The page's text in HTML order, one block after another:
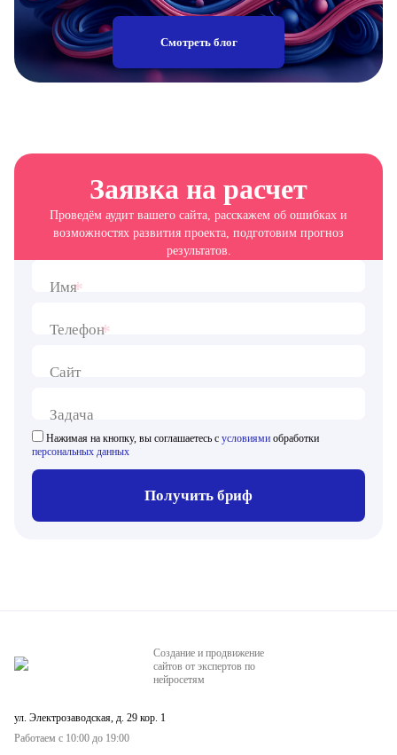
Смотреть блог
Заявка на расчет
Проведём аудит вашего сайта, расскажем об ошибках и
возможностях развития проекта, подготовим прогноз
результатов.
Имя*
Телефон*
Сайт
Задача
Нажимая на кнопку, вы соглашаетесь с условиями обработки
персональных данных
Получить бриф
Создание и продвижение
сайтов от экспертов по
нейросетям
ул. Электрозаводская, д. 29 кор. 1
Работаем с 10:00 до 19:00